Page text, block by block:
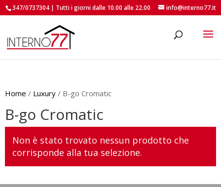
347/0737304 | Tutti i giorni dalle 10.00 alle 22.00 info@interno77.it
Home / Luxury / B-go Cromatic
B-go Cromatic
Non è stato trovato nessun prodotto che
corrisponde alla tua selezione.